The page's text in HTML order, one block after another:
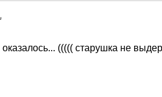
((((( старушка не